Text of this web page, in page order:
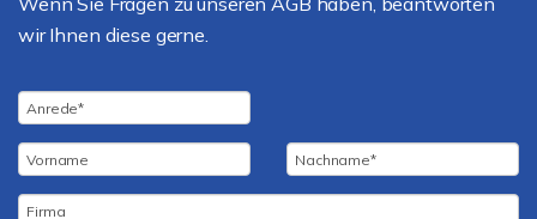
wir Ihnen diese gerne.